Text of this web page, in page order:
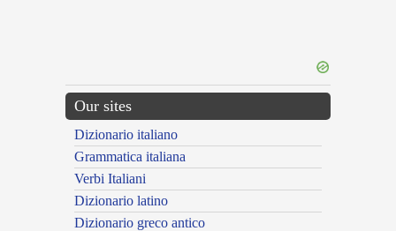
Our sites
Dizionario italiano
Grammatica italiana
Verbi Italiani
Dizionario latino
Dizionario greco antico